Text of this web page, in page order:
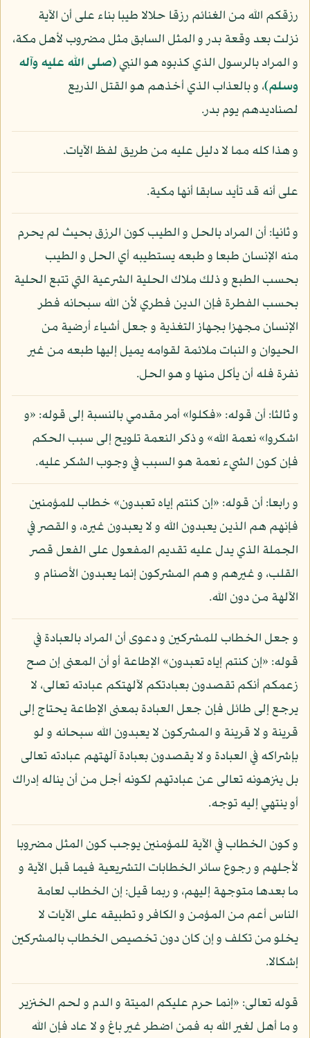
رزقكم الله من الغنائم رزقا حلالا طيبا بناء على أن الآية
نزلت بعد وقعة بدر و المثل السابق مثل مضروب لأهل مكة،
و المراد بالرسول الذي كذبوه هو النبي(صلى الله عليه وآله
وسلم)، و بالعذاب الذي أخذهم هو القتل الذريع
لصناديدهم يوم بدر.
و هذا كله مما لا دليل عليه من طريق لفظ الآيات.
على أنه قد تأيد سابقا أنها مكية.
و ثانيا: أن المراد بالحل و الطيب كون الرزق بحيث لم يحرم
منه الإنسان طبعا و طبعه يستطيبه أي الحل و الطيب
بحسب الطبع و ذلك ملاك الحلية الشرعية التي تتبع الحلية
بحسب الفطرة فإن الدين فطري لأن الله سبحانه فطر
الإنسان مجهزا بجهاز التغذية و جعل أشياء أرضية من
الحيوان و النبات ملائمة لقوامه يميل إليها طبعه من غير
نفرة فله أن يأكل منها و هو الحل.
و ثالثا: أن قوله: «فكلوا» أمر مقدمي بالنسبة إلى قوله: «و
اشكروا» نعمة الله» و ذكر النعمة تلويح إلى سبب الحكم
فإن كون الشيء نعمة هو السبب في وجوب الشكر عليه.
و رابعا: أن قوله: «إن كنتم إياه تعبدون» خطاب للمؤمنين
فإنهم هم الذين يعبدون الله و لا يعبدون غيره، و القصر في
الجملة الذي يدل عليه تقديم المفعول على الفعل قصر
القلب، و غيرهم و هم المشركون إنما يعبدون الأصنام و
الآلهة من دون الله.
و جعل الخطاب للمشركين و دعوى أن المراد بالعبادة في
قوله: «إن كنتم إياه تعبدون» الإطاعة أو أن المعنى إن صح
زعمكم أنكم تقصدون بعبادتكم لآلهتكم عبادته تعالى، لا
يرجع إلى طائل فإن جعل العبادة بمعنى الإطاعة يحتاج إلى
قرينة و لا قرينة و المشركون لا يعبدون الله سبحانه و لو
بإشراكه في العبادة و لا يقصدون بعبادة آلهتهم عبادته تعالى
بل ينزهونه تعالى عن عبادتهم لكونه أجل من أن يناله إدراك
أو ينتهي إليه توجه.
و كون الخطاب في الآية للمؤمنين يوجب كون المثل مضروبا
لأجلهم و رجوع سائر الخطابات التشريعية فيما قبل الآية و
ما بعدها متوجهة إليهم، و ربما قيل: إن الخطاب لعامة
الناس أعم من المؤمن و الكافر و تطبيقه على الآيات لا
يخلو من تكلف و إن كان دون تخصيص الخطاب بالمشركين
إشكالا.
قوله تعالى: «إنما حرم عليكم الميتة و الدم و لحم الخنزير
و ما أهل لغير الله به فمن اضطر غير باغ و لا عاد فإن الله